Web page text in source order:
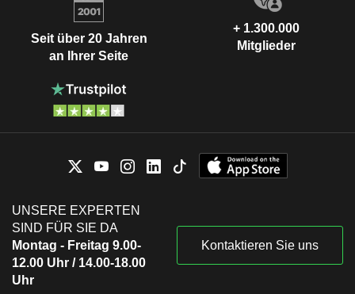
Seit über 20 Jahren
an Ihrer Seite
+ 1.300.000
Mitglieder
UNSERE EXPERTEN
SIND FÜR SIE DA
Montag - Freitag 9.00-
12.00 Uhr / 14.00-18.00
Uhr
Kontaktieren Sie uns